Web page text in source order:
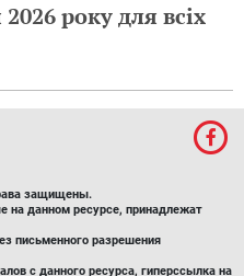
року для всіх
защищены.
на данном ресурсе, принадлежат
письменного разрешения
с данного ресурса, гиперссылка на